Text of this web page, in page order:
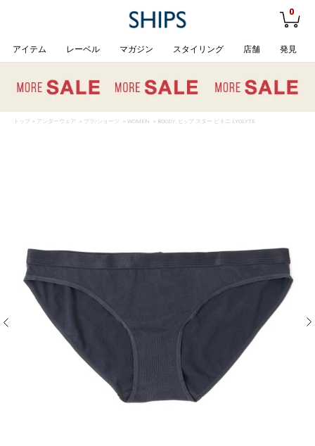
0
アイテム レーベル マガジン スタイリング 店舗 発見
トップ > アンダーウェア > ブラ/ショーツ > WOMEN > BOODY: ヒップ スター ビキニ LYOLYTE